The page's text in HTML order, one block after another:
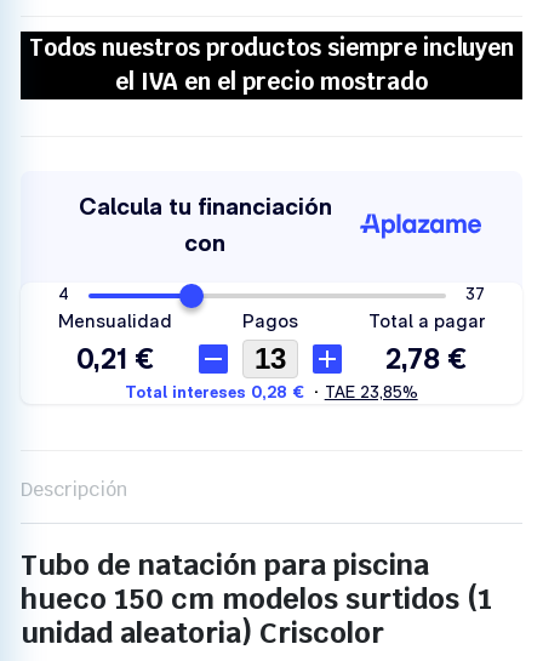
Descripción
Tubo de natación para piscina
hueco 150 cm modelos surtidos (1
unidad aleatoria) Criscolor